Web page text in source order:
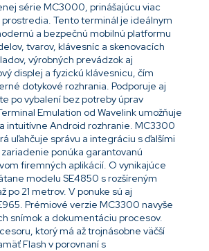
série MC3000, prinášajúcu viac
Tento terminál je ideálnym
a bezpečnú mobilnú platformu
tvarov, klávesníc a skenovacích
výrobných prevádzok aj
displej a fyzickú klávesnicu, čím
dotykové rozhrania. Podporuje aj
po vybalení bez potreby úprav
Emulation od Wavelink umožňuje
intuitívne Android rozhranie. MC3300
uľahčuje správu a integráciu s ďalšími
ponúka garantovanú
firemných aplikácií. O vynikajúce
modelu SE4850 s rozšíreným
21 metrov. V ponuke sú aj
Prémiové verzie MC3300 navyše
snímok a dokumentáciu procesov.
ktorý má až trojnásobne väčší
Flash v porovnaní s